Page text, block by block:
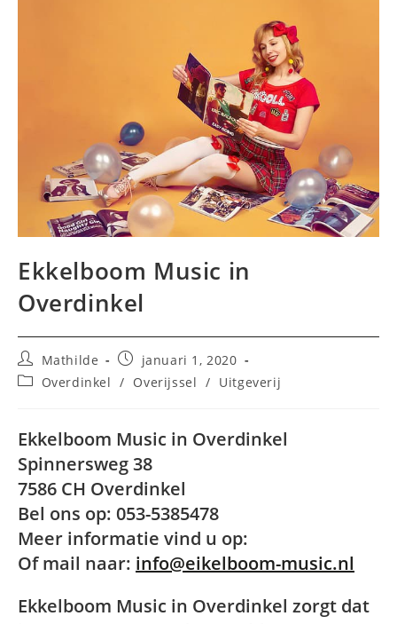
Ekkelboom Music in
Overdinkel
Bericht
auteur:
Mathilde
Bericht
gepubliceerd
op:
januari 1, 2020
Berichtcategorie:
Overdinkel / Overijssel / Uitgeverij
Ekkelboom Music in Overdinkel
Spinnersweg 38
7586 CH Overdinkel
Bel ons op: 053-5385478
Meer informatie vind u op:
Of mail naar: info@eikelboom-music.nl
Ekkelboom Music in Overdinkel zorgt dat